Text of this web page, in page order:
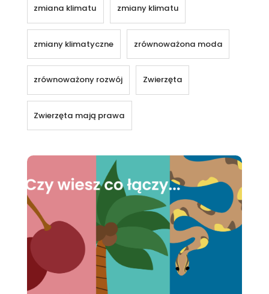
zmiana klimatu zmiany klimatu
zmiany klimatyczne zrównoważona moda
zrównoważony rozwój Zwierzęta
Zwierzęta mają prawa